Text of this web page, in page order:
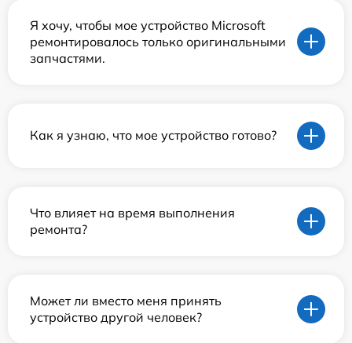
Я хочу, чтобы мое устройство Microsoft
ремонтировалось только оригинальными
запчастями.
Как я узнаю, что мое устройство готово?
Что влияет на время выполнения
ремонта?
Может ли вместо меня принять
устройство другой человек?